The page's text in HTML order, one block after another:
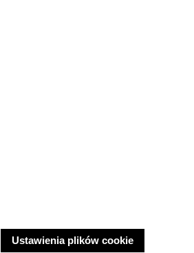
Ustawienia plików cookie